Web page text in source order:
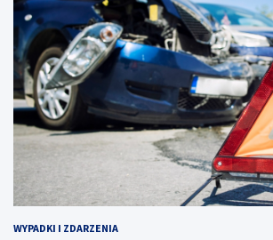
WYPADKI I ZDARZENIA